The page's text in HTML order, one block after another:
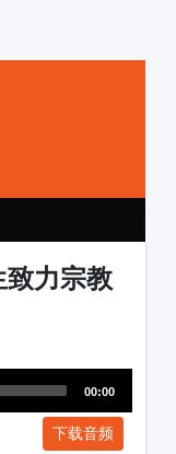
致力宗教
00:00
下载音频